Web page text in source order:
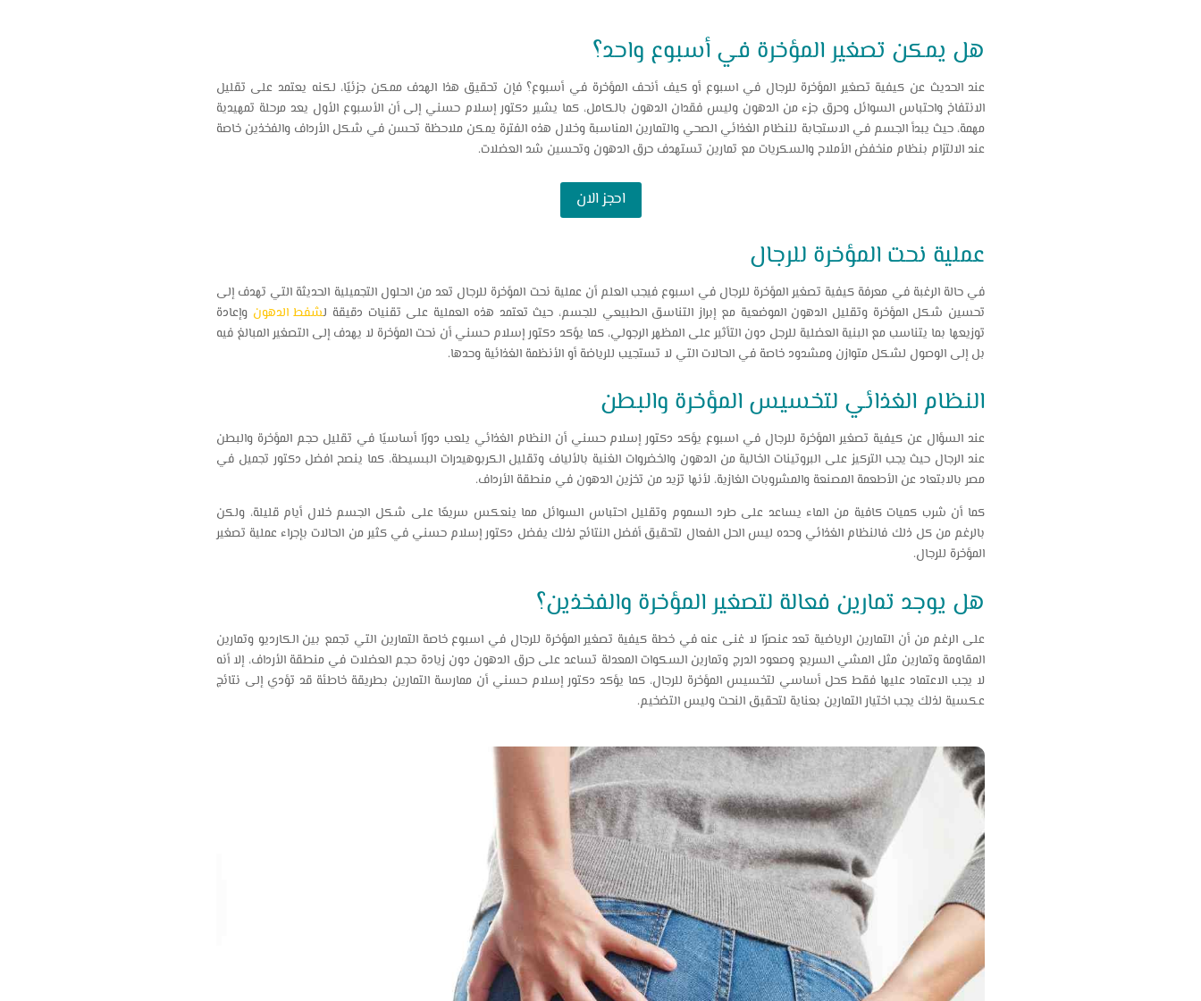
هل يمكن تصغير المؤخرة في أسبوع واحد؟
عند الحديث عن كيفية تصغير المؤخرة للرجال في اسبوع أو كيف أنحف المؤخرة في أسبوع؟ فإن تحقيق هذا الهدف ممكن جزئيًا، لكنه يعتمد على تقليل
الانتفاخ واحتباس السوائل وحرق جزء من الدهون وليس فقدان الدهون بالكامل، كما يشير دكتور إسلام حسني إلى أن الأسبوع الأول يعد مرحلة تمهيدية
مهمة، حيث يبدأ الجسم في الاستجابة للنظام الغذائي الصحي والتمارين المناسبة وخلال هذه الفترة يمكن ملاحظة تحسن في شكل الأرداف والفخذين خاصة
عند الالتزام بنظام منخفض الأملاح والسكريات مع تمارين تستهدف حرق الدهون وتحسين شد العضلات.
احجز الان
عملية نحت المؤخرة للرجال
في حالة الرغبة في معرفة كيفية تصغير المؤخرة للرجال في اسبوع فيجب العلم أن عملية نحت المؤخرة للرجال تعد من الحلول التجميلية الحديثة التي تهدف إلى
تحسين شكل المؤخرة وتقليل الدهون الموضعية مع إبراز التناسق الطبيعي للجسم، حيث تعتمد هذه العملية على تقنيات دقيقة لشفط الدهون وإعادة
توزيعها بما يتناسب مع البنية العضلية للرجل دون التأثير على المظهر الرجولي، كما يؤكد دكتور إسلام حسني أن نحت المؤخرة لا يهدف إلى التصغير المبالغ فيه
بل إلى الوصول لشكل متوازن ومشدود خاصة في الحالات التي لا تستجيب للرياضة أو الأنظمة الغذائية وحدها.
النظام الغذائي لتخسيس المؤخرة والبطن
عند السؤال عن كيفية تصغير المؤخرة للرجال في اسبوع يؤكد دكتور إسلام حسني أن النظام الغذائي يلعب دورًا أساسيًا في تقليل حجم المؤخرة والبطن
عند الرجال حيث يجب التركيز على البروتينات الخالية من الدهون والخضروات الغنية بالألياف وتقليل الكربوهيدرات البسيطة، كما ينصح افضل دكتور تجميل في
مصر بالابتعاد عن الأطعمة المصنعة والمشروبات الغازية، لأنها تزيد من تخزين الدهون في منطقة الأرداف.
كما أن شرب كميات كافية من الماء يساعد على طرد السموم وتقليل احتباس السوائل مما ينعكس سريعًا على شكل الجسم خلال أيام قليلة، ولكن
بالرغم من كل ذلك فالنظام الغذائي وحده ليس الحل الفعال لتحقيق أفضل النتائج لذلك يفضل دكتور إسلام حسني في كثير من الحالات بإجراء عملية تصغير
المؤخرة للرجال.
هل يوجد تمارين فعالة لتصغير المؤخرة والفخذين؟
على الرغم من أن التمارين الرياضية تعد عنصرًا لا غنى عنه في خطة كيفية تصغير المؤخرة للرجال في اسبوع خاصة التمارين التي تجمع بين الكارديو وتمارين
المقاومة وتمارين مثل المشي السريع وصعود الدرج وتمارين السكوات المعدلة تساعد على حرق الدهون دون زيادة حجم العضلات في منطقة الأرداف، إلا أنه
لا يجب الاعتماد عليها فقط كحل أساسي لتخسيس المؤخرة للرجال، كما يؤكد دكتور إسلام حسني أن ممارسة التمارين بطريقة خاطئة قد تؤدي إلى نتائج
عكسية لذلك يجب اختيار التمارين بعناية لتحقيق النحت وليس التضخيم.